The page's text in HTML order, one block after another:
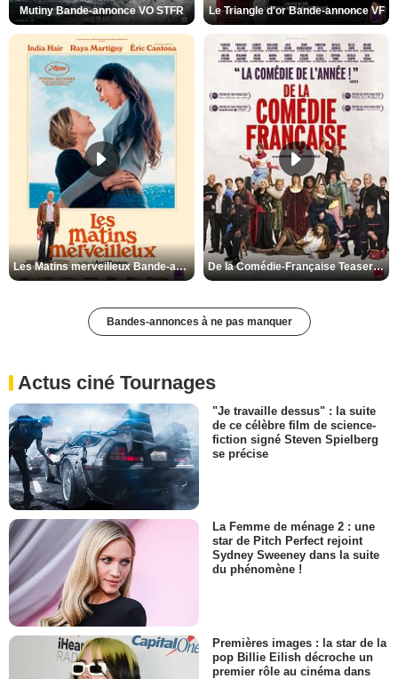
Mutiny Bande-annonce VO STFR Le Triangle d'or Bande-annonce VF
Les Matins merveilleux Bande-annonce VF De la Comédie-Française Teaser VF
Bandes-annonces à ne pas manquer
Actus ciné Tournages
"Je travaille dessus" : la suite
de ce célèbre film de science-
fiction signé Steven Spielberg
se précise
La Femme de ménage 2 : une
star de Pitch Perfect rejoint
Sydney Sweeney dans la suite
du phénomène !
Premières images : la star de la
pop Billie Eilish décroche un
premier rôle au cinéma dans